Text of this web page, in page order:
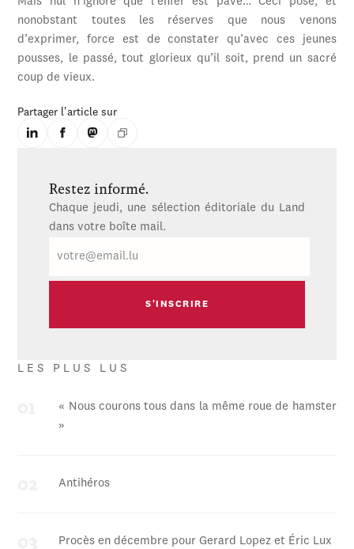
nonobstant toutes les réserves que nous venons
d’exprimer, force est de constater qu’avec ces jeunes
pousses, le passé, tout glorieux qu’il soit, prend un sacré
coup de vieux.
Partager l'article sur
Restez informé.
Chaque jeudi, une sélection éditoriale du Land
dans votre boîte mail.
mail
LES PLUS LUS
« Nous courons tous dans la même roue de hamster
»
Antihéros
Procès en décembre pour Gerard Lopez et Éric Lux